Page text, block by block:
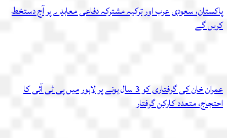
پاکستان، سعودی عرب اور ترکیہ مشترکہ دفاعی معاہدے پر آج دستخط
کریں گے
عمران خان کی گرفتاری کو 3 سال ہونے پر لاہور میں پی ٹی آئی کا
احتجاج، متعدد کارکن گرفتار